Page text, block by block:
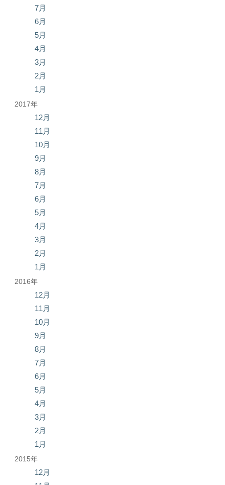
7月
6月
5月
4月
3月
2月
1月
2017年
12月
11月
10月
9月
8月
7月
6月
5月
4月
3月
2月
1月
2016年
12月
11月
10月
9月
8月
7月
6月
5月
4月
3月
2月
1月
2015年
12月